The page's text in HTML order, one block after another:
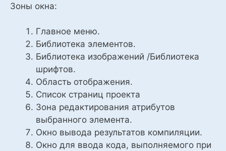
Зоны окна:
Главное меню.
Библиотека элементов.
Библиотека изображений /Библиотека
шрифтов.
Область отображения.
Список страниц проекта
Зона редактирования атрибутов
выбранного элемента.
Окно вывода результатов компиляции.
Окно для ввода кода, выполняемого при